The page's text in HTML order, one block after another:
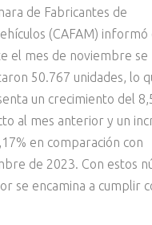
de Fabricantes de
(CAFAM) informó
el mes de noviembre se
50.767 unidades, lo
un crecimiento del
al mes anterior y un
en comparación con
de 2023. Con estos
se encamina a cumplir